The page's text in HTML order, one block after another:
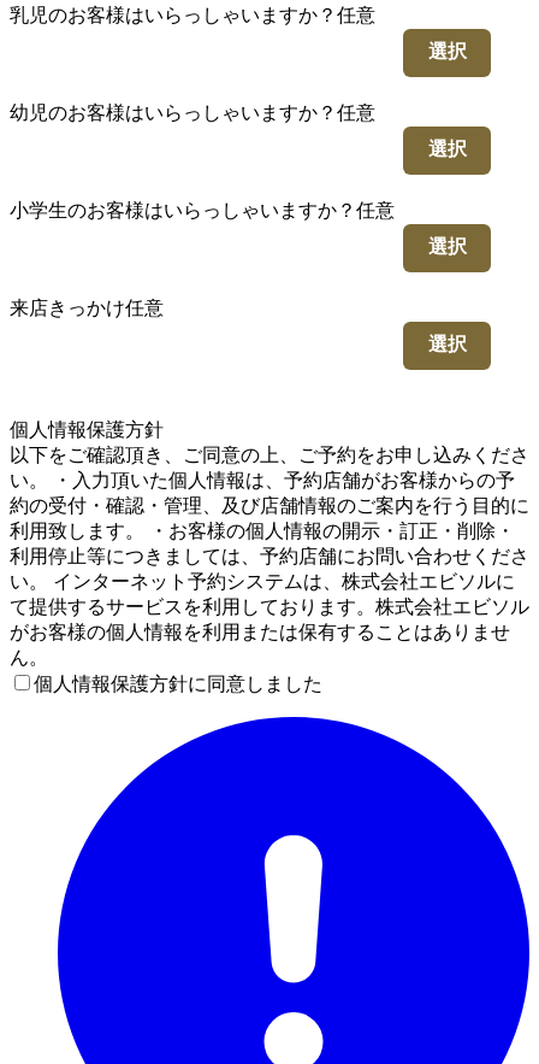
乳児のお客様はいらっしゃいますか？ 任意
選択
幼児のお客様はいらっしゃいますか？ 任意
選択
小学生のお客様はいらっしゃいますか？ 任意
選択
来店きっかけ任意
選択
個人情報保護方針
以下をご確認頂き、ご同意の上、ご予約をお申し込みくださ
い。 ・入力頂いた個人情報は、予約店舗がお客様からの予
約の受付・確認・管理、及び店舗情報のご案内を行う目的に
利用致します。 ・お客様の個人情報の開示・訂正・削除・
利用停止等につきましては、予約店舗にお問い合わせくださ
い。 インターネット予約システムは、株式会社エビソルに
て提供するサービスを利用しております。株式会社エビソル
がお客様の個人情報を利用または保有することはありませ
ん。
個人情報保護方針に同意しました